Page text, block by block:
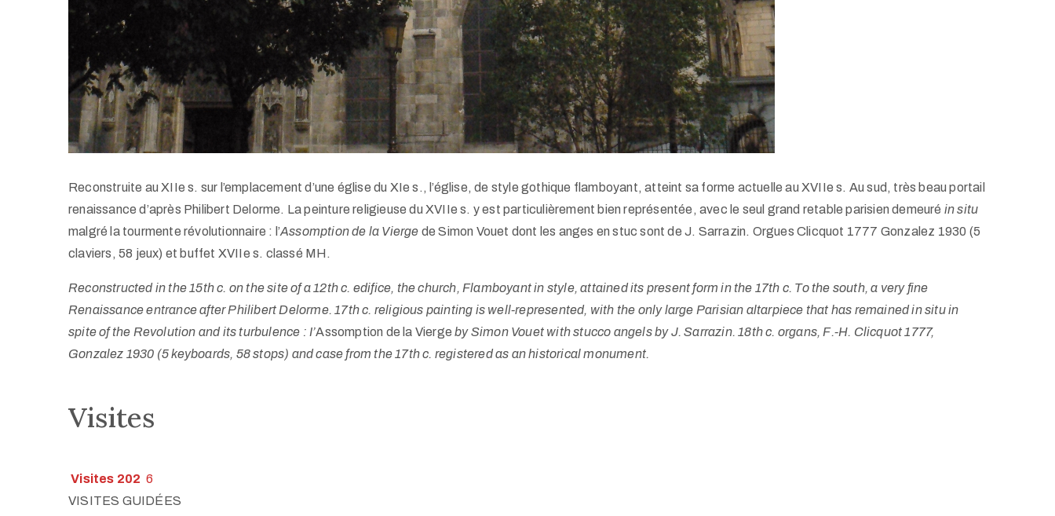
Reconstruite au XIIe s. sur l’emplacement d’une église du XIe s., l’église, de style gothique flamboyant, atteint sa forme actuelle au XVIIe s. Au sud, très beau portail
renaissance d’après Philibert Delorme. La peinture religieuse du XVIIe s. y est particulièrement bien représentée, avec le seul grand retable parisien demeuré in situ
malgré la tourmente révolutionnaire : l’Assomption de la Vierge de Simon Vouet dont les anges en stuc sont de J. Sarrazin. Orgues Clicquot 1777 Gonzalez 1930 (5
claviers, 58 jeux) et buffet XVIIe s. classé MH.
Reconstructed in the 15th c. on the site of a 12th c. edifice, the church, Flamboyant in style, attained its present form in the 17th c. To the south, a very fine
Renaissance entrance after Philibert Delorme. 17th c. religious painting is well-represented, with the only large Parisian altarpiece that has remained in situ in
spite of the Revolution and its turbulence : I’Assomption de la Viergeby Simon Vouet with stucco angels by J. Sarrazin. 18th c. organs, F.-H. Clicquot 1777,
Gonzalez 1930 (5 keyboards, 58 stops) and case from the 17th c. registered as an historical monument.
Visites
Visites 202 6
VISITES GUIDÉES